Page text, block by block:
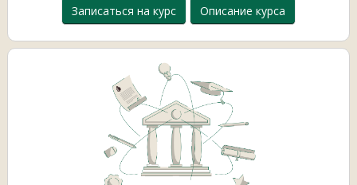
Записаться на курс Описание курса